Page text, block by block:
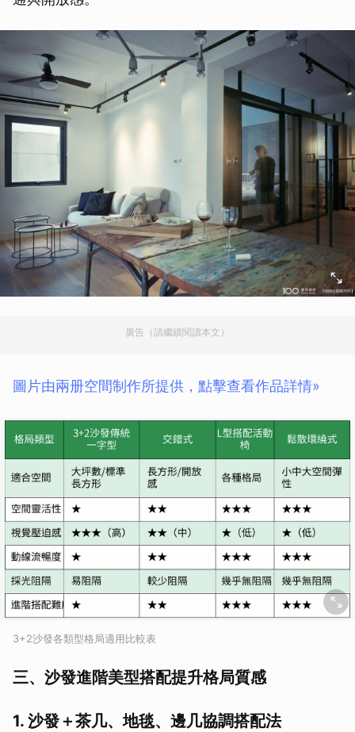
廣告（請繼續閱讀本文）
圖片由兩册空間制作所提供，點擊查看作品詳情»
3+2沙發各類型格局適用比較表
三、沙發進階美型搭配提升格局質感
1. 沙發＋茶几、地毯、邊几協調搭配法